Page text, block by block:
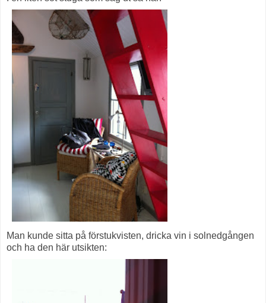
Man kunde sitta på förstukvisten, dricka vin i solnedgången
och ha den här utsikten: